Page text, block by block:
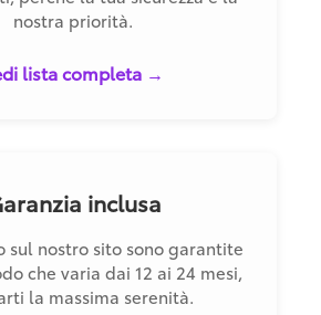
nostra priorità.
lista completa →
inclusa
sul nostro sito sono garantite
che varia dai 12 ai 24 mesi,
la massima serenità.